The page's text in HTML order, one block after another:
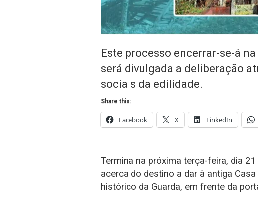
Este processo encerrar-se-á
será divulgada a deliberação
sociais da edilidade.
Share this:
Facebook X LinkedIn
Termina na próxima terça-feira, dia
acerca do destino a dar à antiga
histórico da Guarda, em frente da